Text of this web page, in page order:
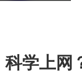
科学上网